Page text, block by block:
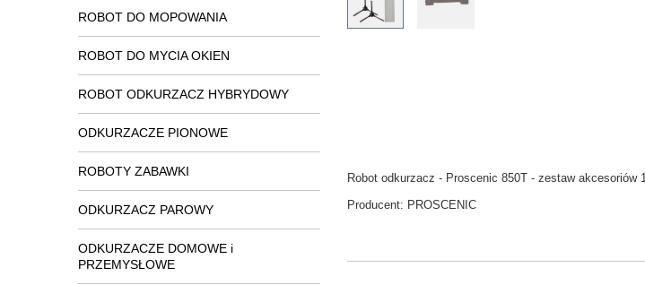
ROBOT DO MOPOWANIA
ROBOT DO MYCIA OKIEN
ROBOT ODKURZACZ HYBRYDOWY
ODKURZACZE PIONOWE
ROBOTY ZABAWKI
ODKURZACZ PAROWY
ODKURZACZE DOMOWE i
PRZEMYSŁOWE
Robot odkurzacz - Proscenic 850T - zestaw
Producent: PROSCENIC